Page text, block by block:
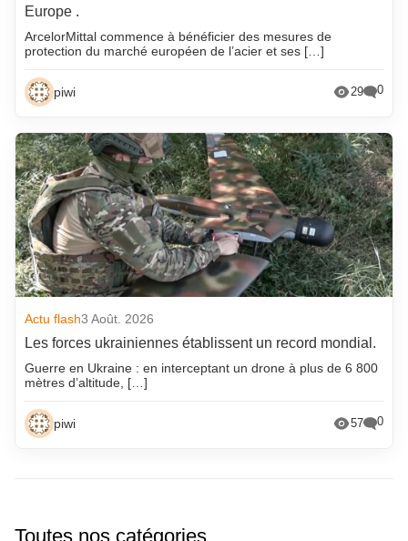
Europe .
ArcelorMittal commence à bénéficier des mesures de
protection du marché européen de l’acier et ses […]
piwi 29 0
Actu flash3 Août. 2026
Les forces ukrainiennes établissent un record mondial.
Guerre en Ukraine : en interceptant un drone à plus de 6 800
mètres d’altitude, […]
piwi 57 0
Toutes nos catégories